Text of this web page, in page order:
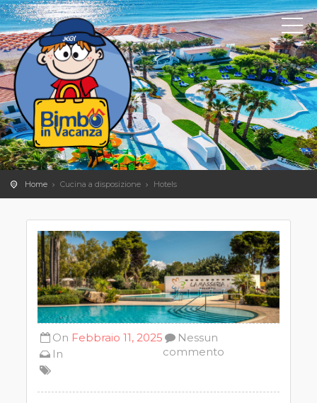
Home Cucina a disposizione Hotels
On Febbraio 11, 2025
In
Nessun
commento